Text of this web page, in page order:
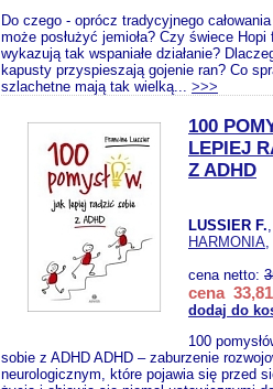
Do czego - oprócz tradycyjnego
może posłużyć jemioła? Czy świece
wykazują tak wspaniałe działanie?
kapusty przyspieszają gojenie ran? Co
szlachetne mają tak wielką... >>>
100
LEPIEJ
Z ADHD
LUSSIER F.
HARMONIA,
cena netto:
cena 33,81
dodaj do
100
sobie z ADHD ADHD – zaburzenie
neurologicznym, które pojawia się przed